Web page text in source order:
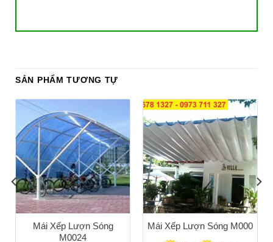
SẢN PHẨM TƯƠNG TỰ
Mái Xếp Lượn Sóng
M0024
Mái Xếp Lượn Sóng M000